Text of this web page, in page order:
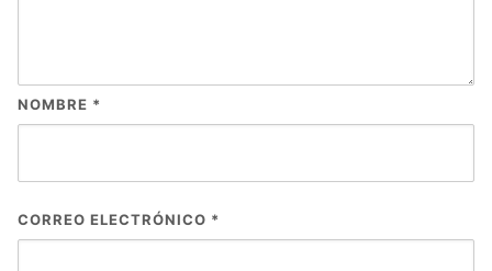
NOMBRE *
CORREO ELECTRÓNICO *